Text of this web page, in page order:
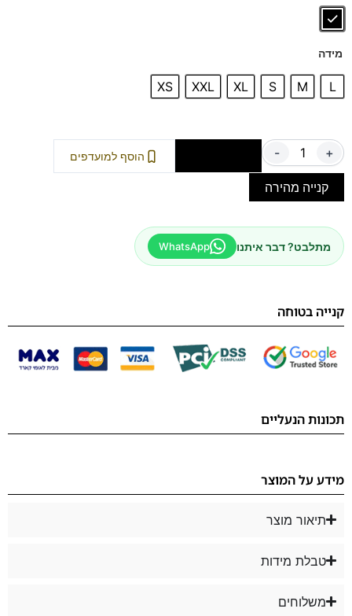
מידה
L
M
S
XL
XXL
XS
- + הוסף למועדפים
קנייה מהירה
מתלבט? דבר איתנו WhatsApp
קנייה בטוחה
תכונות הנעליים
מידע על המוצר
תיאור מוצר
טבלת מידות
משלוחים